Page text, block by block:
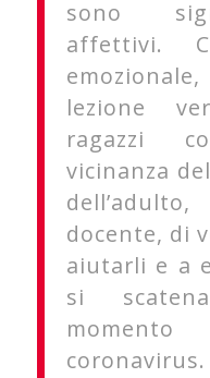
sono
affettivi.
lezione
ragazzi
vicinanza
docente, di
aiutarli e a
si